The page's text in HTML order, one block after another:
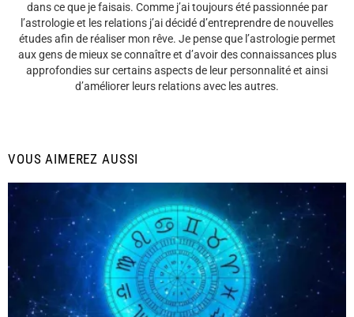
dans ce que je faisais. Comme j’ai toujours été passionnée par
l’astrologie et les relations j’ai décidé d’entreprendre de nouvelles
études afin de réaliser mon rêve. Je pense que l’astrologie permet
aux gens de mieux se connaître et d’avoir des connaissances plus
approfondies sur certains aspects de leur personnalité et ainsi
d’améliorer leurs relations avec les autres.
VOUS AIMEREZ AUSSI